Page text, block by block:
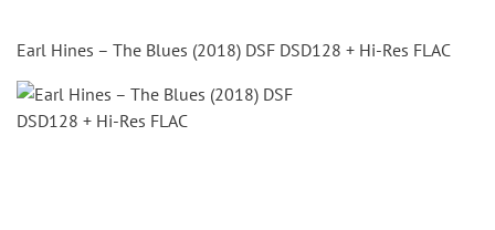
Earl Hines – The Blues (2018) DSF DSD128 + Hi-Res FLAC